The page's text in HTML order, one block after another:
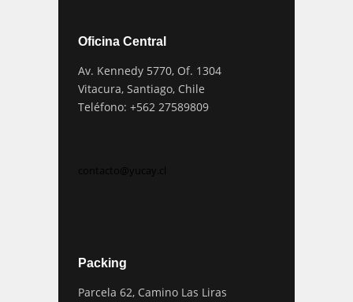
Oficina Central
Av. Kennedy 5770, Of. 1304
Vitacura, Santiago, Chile
Teléfono: +562 27589809
contacto@yucay.cl
Packing
Parcela 62, Camino Las Liras